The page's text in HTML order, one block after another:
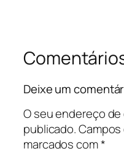
Deixe um
O seu endereço
publicado.
marcados com*